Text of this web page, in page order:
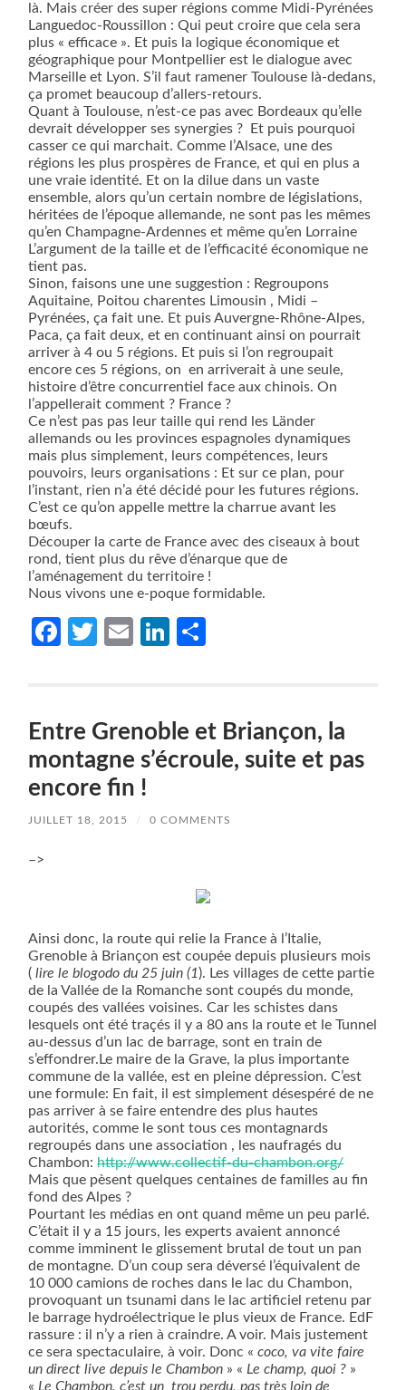
là. Mais créer des super régions comme Midi-Pyrénées
Languedoc-Roussillon : Qui peut croire que cela sera
plus « efficace ». Et puis la logique économique et
géographique pour Montpellier est le dialogue avec
Marseille et Lyon. S’il faut ramener Toulouse là-dedans,
ça promet beaucoup d’allers-retours.
Quant à Toulouse, n’est-ce pas avec Bordeaux qu’elle
devrait développer ses synergies ?
Et puis pourquoi
casser ce qui marchait. Comme l’Alsace, une des
régions les plus prospères de France, et qui en plus a
une vraie identité. Et on la dilue dans un vaste
ensemble, alors qu’un certain nombre de législations,
héritées de l’époque allemande, ne sont pas les mêmes
qu’en Champagne-Ardennes et même qu’en Lorraine
L’argument de la taille et de l’efficacité économique ne
tient pas.
Sinon, faisons une une suggestion : Regroupons
Aquitaine, Poitou charentes Limousin , Midi –
Pyrénées, ça fait une. Et puis Auvergne-Rhône-Alpes,
Paca, ça fait deux, et en continuant ainsi on pourrait
arriver à 4 ou 5 régions. Et puis si l’on regroupait
encore ces 5 régions, on en arriverait à une seule,
histoire d’être concurrentiel face aux chinois. On
l’appellerait comment ? France ?
Ce n’est pas pas leur taille qui rend les Länder
allemands ou les provinces espagnoles dynamiques
mais plus simplement, leurs compétences, leurs
pouvoirs, leurs organisations : Et sur ce plan, pour
l’instant, rien n’a été décidé pour les futures régions.
C’est ce qu’on appelle mettre la charrue avant les
bœufs.
Découper la carte de France avec des ciseaux à bout
rond, tient plus du rêve d’énarque que de
l’aménagement du territoire !
Nous vivons une e-poque formidable.
Facebook
Twitter
EmailLinkedIn
Entre Grenoble et Briançon, la
montagne s’écroule, suite et pas
encore fin !
JUILLET 18, 2015 / 0 COMMENTS
–>
Ainsi donc, la route qui relie la France à l’Italie,
Grenoble à Briançon est coupée depuis plusieurs mois
(lire le blogodo du 25 juin (1). Les villages de cette partie
de la Vallée de la Romanche sont coupés du monde,
coupés des vallées voisines. Car les schistes dans
lesquels ont été traçés il y a 80 ans la route et le Tunnel
au-dessus d’un lac de barrage, sont en train de
s’effondrer.Le maire de la Grave, la plus importante
commune de la vallée, est en pleine dépression. C’est
une formule: En fait, il est simplement désespéré de ne
pas arriver à se faire entendre des plus hautes
autorités, comme le sont tous ces montagnards
regroupés dans une association , les naufragés du
Chambon:http://www.collectif-du-chambon.org/
Mais que pèsent quelques centaines de familles au fin
fond des Alpes ?
Pourtant les médias en ont quand même un peu parlé.
C’était il y a 15 jours, les experts avaient annoncé
comme imminent le glissement brutal de tout un pan
de montagne. D’un coup sera déversé l’équivalent de
10 000 camions de roches dans le lac du Chambon,
provoquant un tsunami dans le lac artificiel retenu par
le barrage hydroélectrique le plus vieux de France. EdF
rassure : il n’y a rien à craindre. A voir. Mais justement
ce sera spectaculaire, à voir. Donc «coco, va vite faire
un direct live depuis le Chambon » «Le champ, quoi ? »
« Le Chambon, c’est un trou perdu, pas très loin de